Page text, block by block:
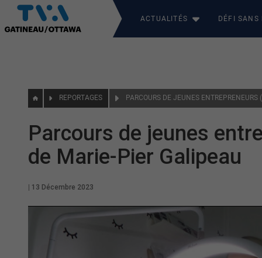
ACTUALITÉS DÉFI SANS
REPORTAGES
Parcours de jeunes
de Marie-Pier Galipeau
13 Décembre 2023